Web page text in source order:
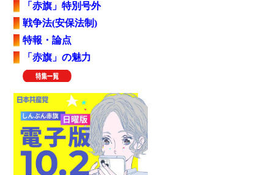
「赤旗」特別号外
戦争法(安保法制)
特報・論点
「赤旗」の魅力